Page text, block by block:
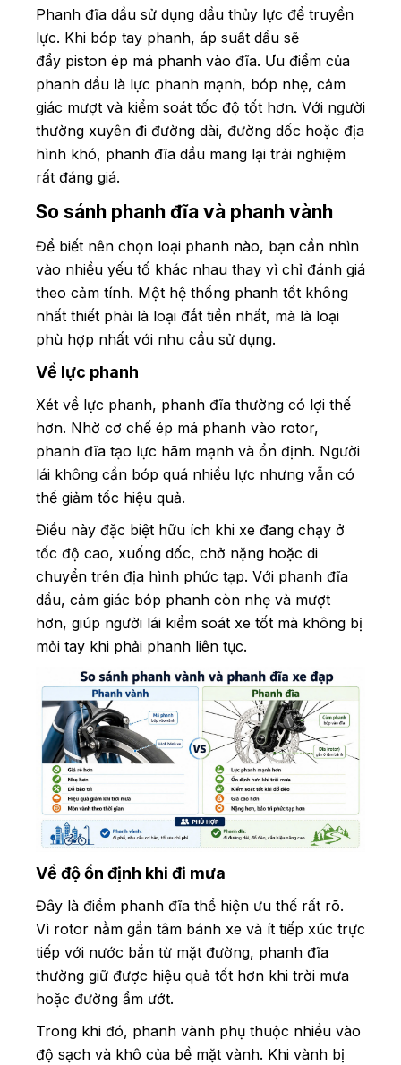
Phanh đĩa dầu sử dụng dầu thủy lực để truyền
lực. Khi bóp tay phanh, áp suất dầu sẽ
đẩy piston ép má phanh vào đĩa. Ưu điểm của
phanh dầu là lực phanh mạnh, bóp nhẹ, cảm
giác mượt và kiểm soát tốc độ tốt hơn. Với người
thường xuyên đi đường dài, đường dốc hoặc địa
hình khó, phanh đĩa dầu mang lại trải nghiệm
rất đáng giá.
So sánh phanh đĩa và phanh vành
Để biết nên chọn loại phanh nào, bạn cần nhìn
vào nhiều yếu tố khác nhau thay vì chỉ đánh giá
theo cảm tính. Một hệ thống phanh tốt không
nhất thiết phải là loại đắt tiền nhất, mà là loại
phù hợp nhất với nhu cầu sử dụng.
Về lực phanh
Xét về lực phanh, phanh đĩa thường có lợi thế
hơn. Nhờ cơ chế ép má phanh vào rotor,
phanh đĩa tạo lực hãm mạnh và ổn định. Người
lái không cần bóp quá nhiều lực nhưng vẫn có
thể giảm tốc hiệu quả.
Điều này đặc biệt hữu ích khi xe đang chạy ở
tốc độ cao, xuống dốc, chở nặng hoặc di
chuyển trên địa hình phức tạp. Với phanh đĩa
dầu, cảm giác bóp phanh còn nhẹ và mượt
hơn, giúp người lái kiểm soát xe tốt mà không bị
mỏi tay khi phải phanh liên tục.
Về độ ổn định khi đi mưa
Đây là điểm phanh đĩa thể hiện ưu thế rất rõ.
Vì rotor nằm gần tâm bánh xe và ít tiếp xúc trực
tiếp với nước bắn từ mặt đường, phanh đĩa
thường giữ được hiệu quả tốt hơn khi trời mưa
hoặc đường ẩm ướt.
Trong khi đó, phanh vành phụ thuộc nhiều vào
độ sạch và khô của bề mặt vành. Khi vành bị